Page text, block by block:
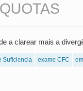
a clarear mais a
Suficiencia exame CFC